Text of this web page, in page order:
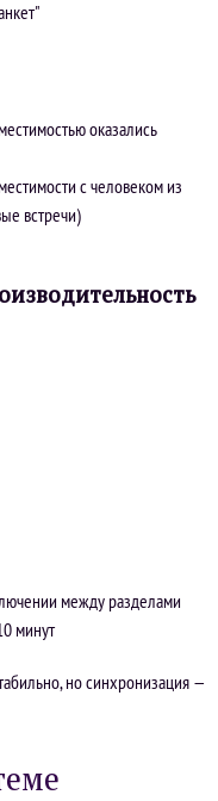
оказались
с человеком из
встречи)
между разделами
минут
но синхронизация —